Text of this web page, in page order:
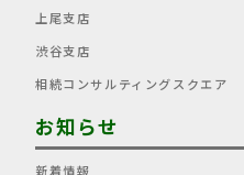
上尾支店
渋谷支店
相続コンサルティングスクエア
お知らせ
新着情報